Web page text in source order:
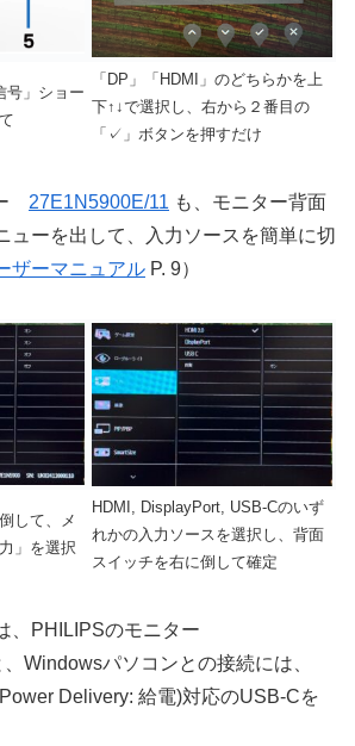
号」ショー
「DP」「HDMI」のどちらかを上
下↑↓で選択し、右から２番目の
「✓」ボタンを押すだけ
27E1N5900E/11 も、モニター背面
ューを出して、入力ソースを簡単に切
ザーマニュアル P. 9）
して、メ
」を選択
HDMI, DisplayPort, USB-Cのいず
れかの入力ソースを選択し、背面
スイッチを右に倒して確定
、PHILIPSのモニター
、Windowsパソコンとの接続には、
Delivery: 給電)対応のUSB-Cを